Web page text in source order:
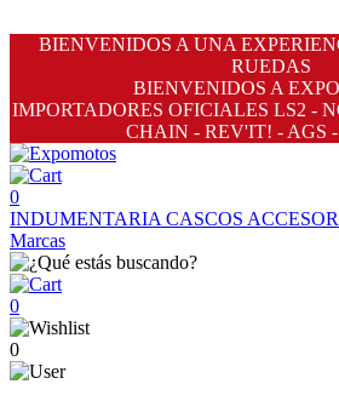
BIENVENIDOS A UNA
RUEDAS
BIENVENIDOS A
IMPORTADORES OFICIALES LS2 -
CHAIN - REV'IT! - AGS
0
INDUMENTARIA CASCOS
Marcas
0
0